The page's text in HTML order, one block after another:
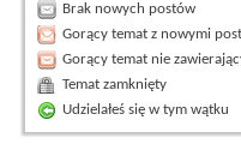
Brak nowych postów
Gorący temat z nowymi
Gorący temat nie
Temat zamknięty
Udzielałeś się w tym wątku